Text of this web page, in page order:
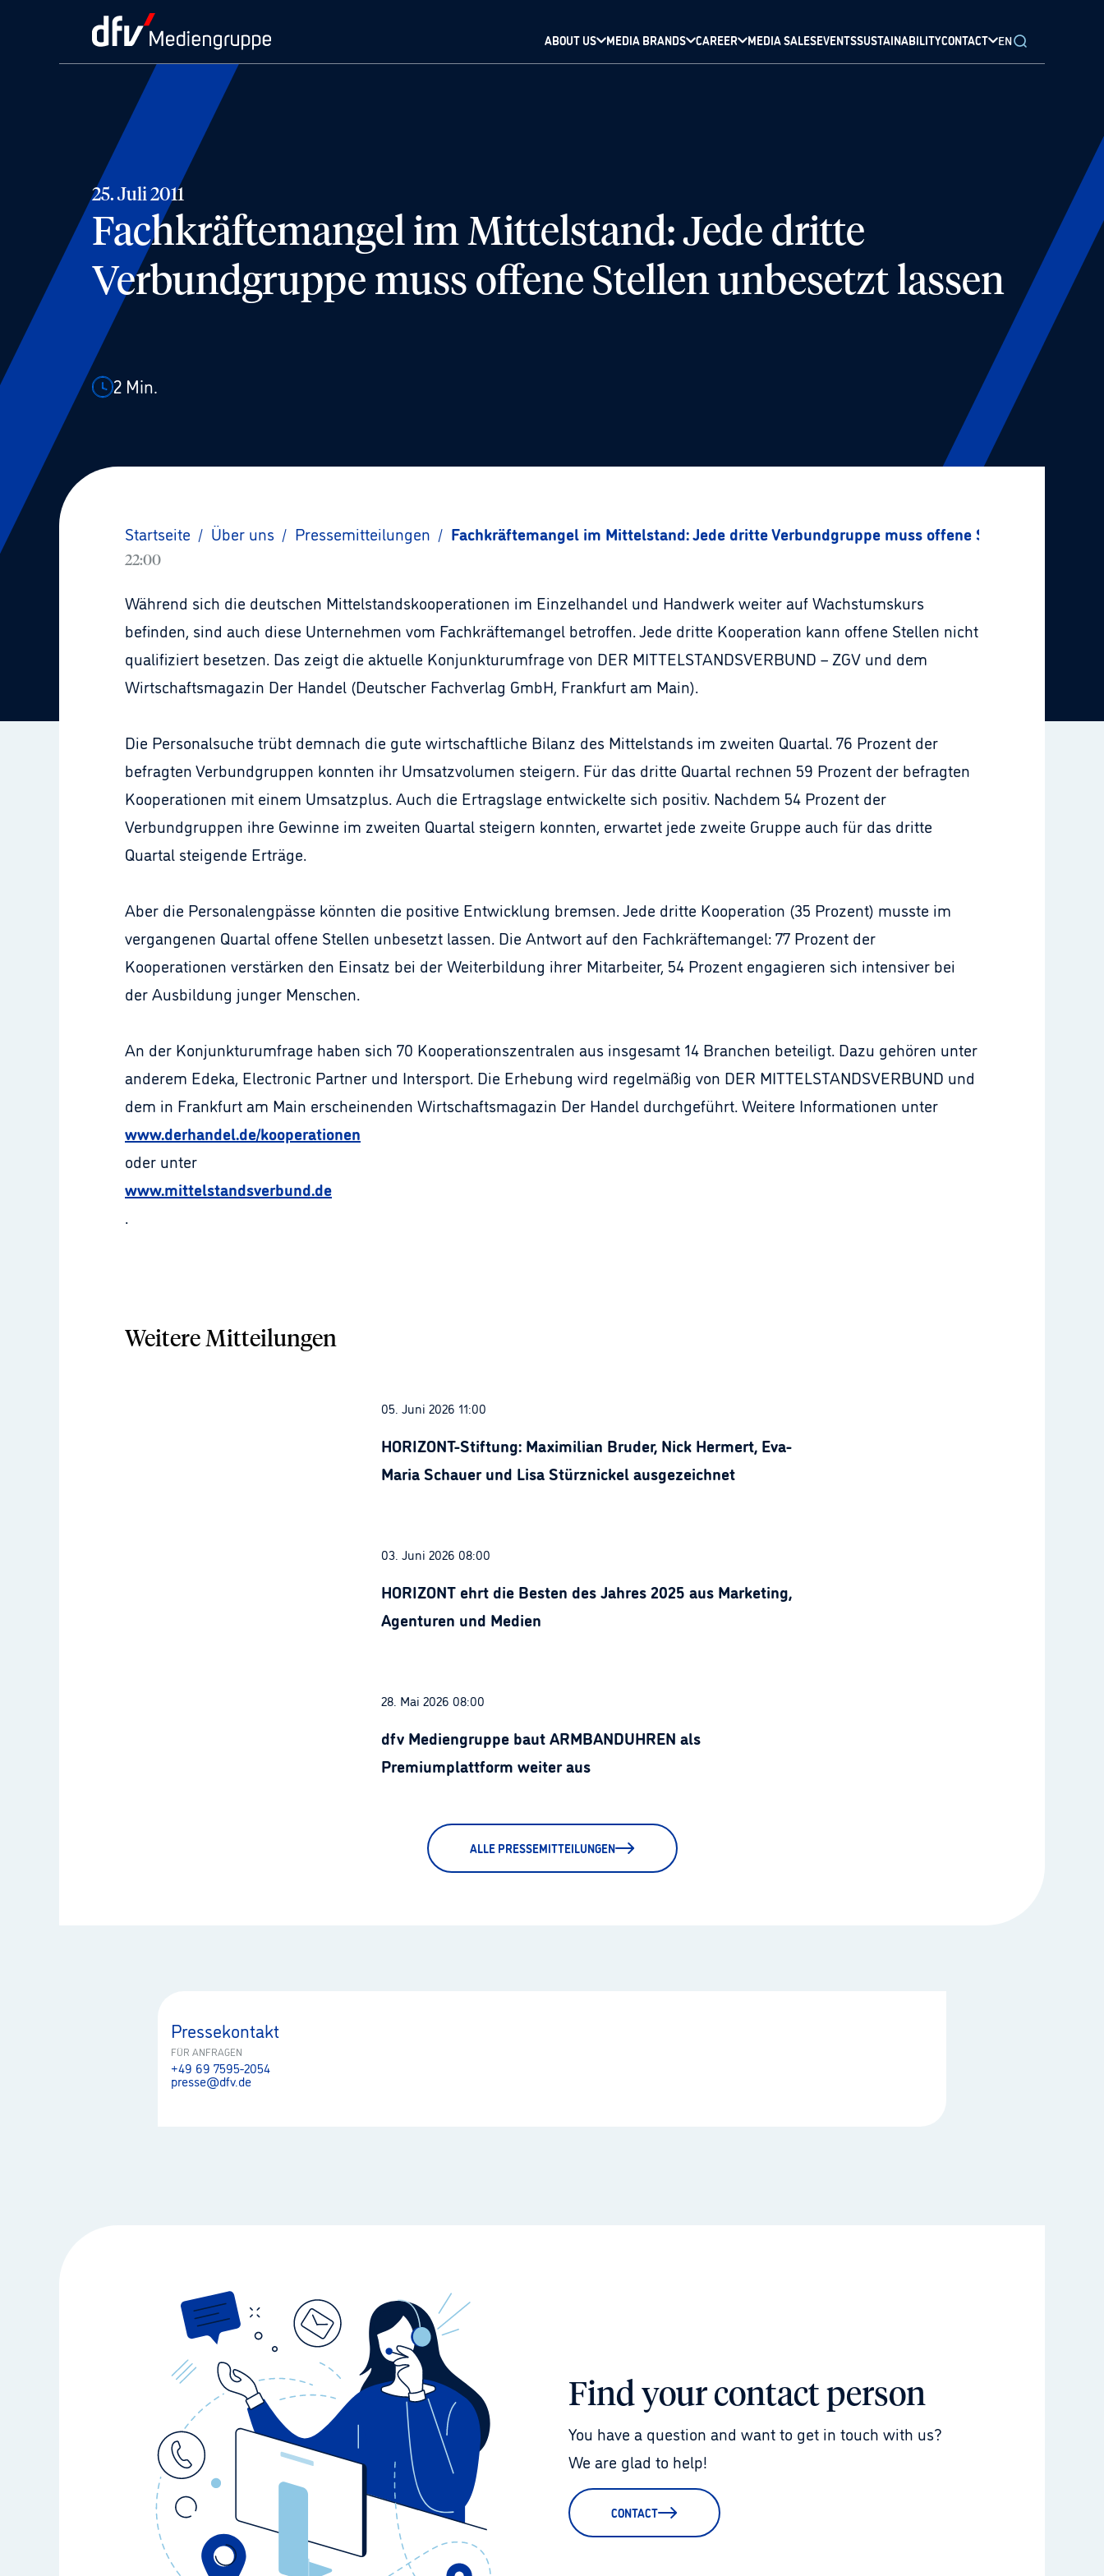
ABOUT US MEDIA BRANDS CAREER MEDIA SALESEVENTSSUSTAINABILITYCONTACT EN
25. Juli 2011
Fachkräftemangel im Mittelstand: Jede dritte
Verbundgruppe muss offene Stellen unbesetzt lassen
2 Min.
Startseite / Über uns / Pressemitteilungen / Fachkräftemangel im Mittelstand: Jede dritte Verbundgruppe muss offene Stellen
22:00
Während sich die deutschen Mittelstandskooperationen im Einzelhandel und Handwerk weiter auf Wachstumskurs
befinden, sind auch diese Unternehmen vom Fachkräftemangel betroffen. Jede dritte Kooperation kann offene Stellen nicht
qualifiziert besetzen. Das zeigt die aktuelle Konjunkturumfrage von DER MITTELSTANDSVERBUND – ZGV und dem
Wirtschaftsmagazin Der Handel (Deutscher Fachverlag GmbH, Frankfurt am Main).
Die Personalsuche trübt demnach die gute wirtschaftliche Bilanz des Mittelstands im zweiten Quartal. 76 Prozent der
befragten Verbundgruppen konnten ihr Umsatzvolumen steigern. Für das dritte Quartal rechnen 59 Prozent der befragten
Kooperationen mit einem Umsatzplus. Auch die Ertragslage entwickelte sich positiv. Nachdem 54 Prozent der
Verbundgruppen ihre Gewinne im zweiten Quartal steigern konnten, erwartet jede zweite Gruppe auch für das dritte
Quartal steigende Erträge.
Aber die Personalengpässe könnten die positive Entwicklung bremsen. Jede dritte Kooperation (35 Prozent) musste im
vergangenen Quartal offene Stellen unbesetzt lassen. Die Antwort auf den Fachkräftemangel: 77 Prozent der
Kooperationen verstärken den Einsatz bei der Weiterbildung ihrer Mitarbeiter, 54 Prozent engagieren sich intensiver bei
der Ausbildung junger Menschen.
An der Konjunkturumfrage haben sich 70 Kooperationszentralen aus insgesamt 14 Branchen beteiligt. Dazu gehören unter
anderem Edeka, Electronic Partner und Intersport. Die Erhebung wird regelmäßig von DER MITTELSTANDSVERBUND und
dem in Frankfurt am Main erscheinenden Wirtschaftsmagazin Der Handel durchgeführt. Weitere Informationen unter
www.derhandel.de/kooperationen
oder unter
www.mittelstandsverbund.de
.
Weitere Mitteilungen
05. Juni 2026 11:00
HORIZONT-Stiftung: Maximilian Bruder, Nick Hermert, Eva-
Maria Schauer und Lisa Stürznickel ausgezeichnet
03. Juni 2026 08:00
HORIZONT ehrt die Besten des Jahres 2025 aus Marketing,
Agenturen und Medien
28. Mai 2026 08:00
dfv Mediengruppe baut ARMBANDUHREN als
Premiumplattform weiter aus
ALLE PRESSEMITTEILUNGEN
Pressekontakt
FÜR ANFRAGEN
+49 69 7595-2054
presse@dfv.de
Find your contact person
You have a question and want to get in touch with us?
We are glad to help!
CONTACT